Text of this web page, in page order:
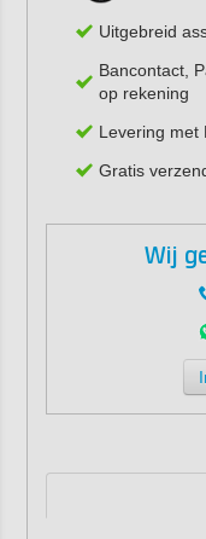
Uitgebreid
Bancontact,
op rekening
Levering met
Gratis
Wij